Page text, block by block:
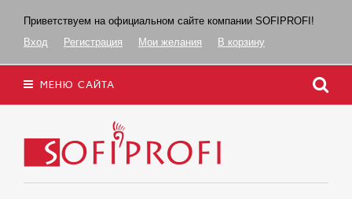
Приветствуем на официальном сайте компании SOFIPROFI!
Вход
Регистрация Мои желания В корзину
МЕНЮ САЙТА